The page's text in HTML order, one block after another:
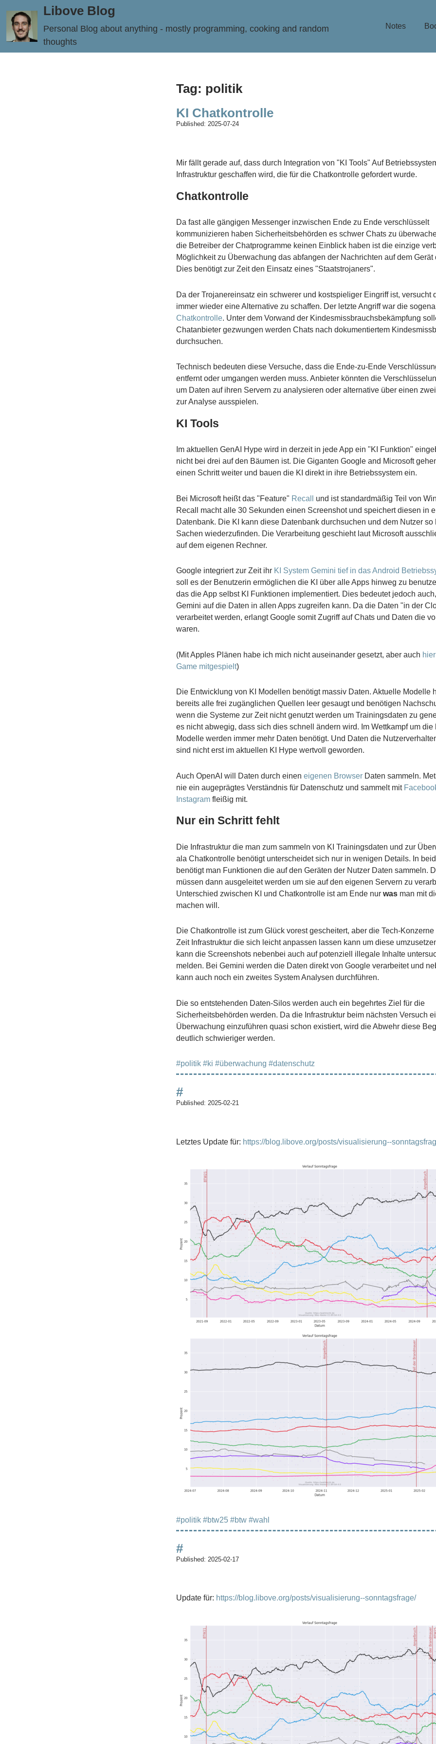
Libove Blog
Personal Blog about anything - mostly programming, cooking and random
thoughts
Notes
Tag: politik
KI Chatkontrolle
Published: 2025-07-24
Mir fällt gerade auf, dass durch Integration von "KI Tools" Auf
Infrastruktur geschaffen wird, die für die Chatkontrolle gefordert wurde.
Chatkontrolle
Da fast alle gängigen Messenger inzwischen Ende zu Ende verschlüsselt
kommunizieren haben Sicherheitsbehörden es schwer Chats zu
die Betreiber der Chatprogramme keinen Einblick haben ist die einzige
Möglichkeit zu Überwachung das abfangen der Nachrichten auf dem Gerät
Dies benötigt zur Zeit den Einsatz eines "Staatstrojaners".
Da der Trojanereinsatz ein schwerer und kostspieliger Eingriff ist, versucht
immer wieder eine Alternative zu schaffen. Der letzte Angriff war die
Chatkontrolle. Unter dem Vorwand der Kindesmissbrauchsbekämpfung
Chatanbieter gezwungen werden Chats nach dokumentiertem
durchsuchen.
Technisch bedeuten diese Versuche, dass die Ende-zu-Ende
entfernt oder umgangen werden muss. Anbieter könnten die
um Daten auf ihren Servern zu analysieren oder alternative über einen
zur Analyse ausspielen.
KI Tools
Im aktuellen GenAI Hype wird in derzeit in jede App ein "KI Funktion"
nicht bei drei auf den Bäumen ist. Die Giganten Google and Microsoft
einen Schritt weiter und bauen die KI direkt in ihre Betriebssystem ein.
Bei Microsoft heißt das "Feature" Recall
und ist standardmäßig Teil von
Recall macht alle 30 Sekunden einen Screenshot und speichert diesen in
Datenbank. Die KI kann diese Datenbank durchsuchen und dem Nutzer so
Sachen wiederzufinden. Die Verarbeitung geschieht laut Microsoft
auf dem eigenen Rechner.
Google integriert zur Zeit ihr KI System Gemini tief in das Android
soll es der Benutzerin ermöglichen die KI über alle Apps hinweg zu
das die App selbst KI Funktionen implementiert. Dies bedeutet jedoch
Gemini auf die Daten in allen Apps zugreifen kann. Da die Daten "in der
verarbeitet werden, erlangt Google somit Zugriff auf Chats und Daten die
waren.
(Mit Apples Plänen habe ich mich nicht auseinander gesetzt, aber auch
Game mitgespielt)
Die Entwicklung von KI Modellen benötigt massiv Daten. Aktuelle Modelle
bereits alle frei zugänglichen Quellen leer gesaugt und benötigen
wenn die Systeme zur Zeit nicht genutzt werden um Trainingsdaten zu
es nicht abwegig, dass sich dies schnell ändern wird. Im Wettkampf um die
Modelle werden immer mehr Daten benötigt. Und Daten die
sind nicht erst im aktuellen KI Hype wertvoll geworden.
Auch OpenAI will Daten durch einen eigenen Browser Daten sammeln.
nie ein augeprägtes Verständnis für Datenschutz und sammelt mit
Instagram fleißig mit.
Nur ein Schritt fehlt
Die Infrastruktur die man zum sammeln von KI Trainingsdaten und zur
ala Chatkontrolle benötigt unterscheidet sich nur in wenigen Details. In
benötigt man Funktionen die auf den Geräten der Nutzer Daten sammeln.
müssen dann ausgeleitet werden um sie auf den eigenen Servern zu
Unterschied zwischen KI und Chatkontrolle ist am Ende nur was man mit
machen will.
Die Chatkontrolle ist zum Glück vorest gescheitert, aber die Tech-
Zeit Infrastruktur die sich leicht anpassen lassen kann um diese
kann die Screenshots nebenbei auch auf potenziell illegale Inhalte
melden. Bei Gemini werden die Daten direkt von Google verarbeitet und
kann auch noch ein zweites System Analysen durchführen.
Die so entstehenden Daten-Silos werden auch ein begehrtes Ziel für die
Sicherheitsbehörden werden. Da die Infrastruktur beim nächsten Versuch
Überwachung einzuführen quasi schon existiert, wird die Abwehr diese
deutlich schwieriger werden.
#politik #ki #überwachung #datenschutz
#
Published: 2025-02-21
Letztes Update für: https://blog.libove.org/posts/visualisierung--
#politik #btw25 #btw #wahl
#
Published: 2025-02-17
Update für: https://blog.libove.org/posts/visualisierung--sonntagsfrage/